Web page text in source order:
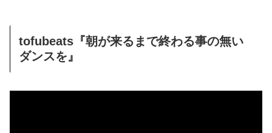
tofubeats『朝が来るまで終わる事の無い
ダンスを』